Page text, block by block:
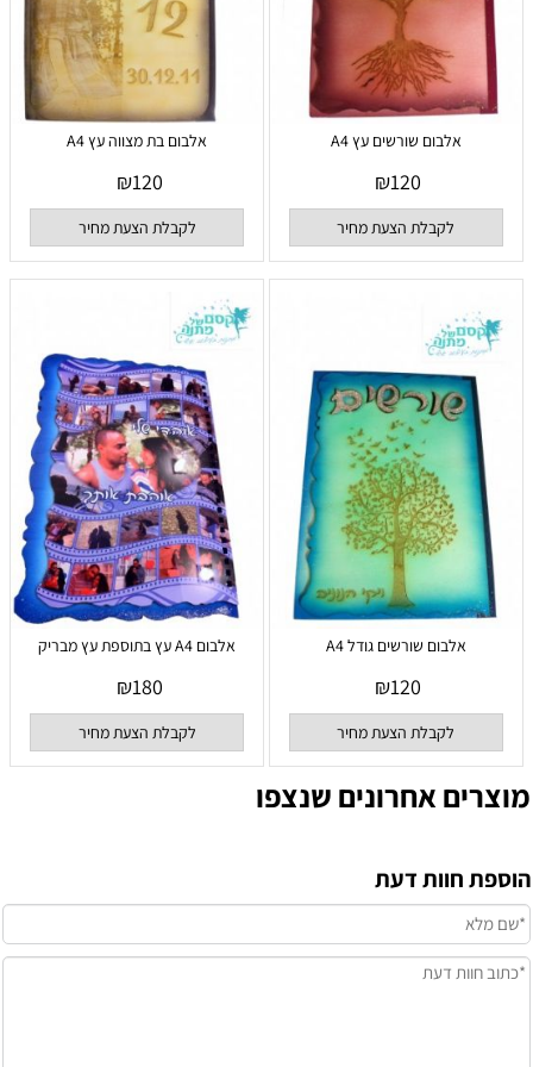
אלבום שורשים עץ A4
₪120
לקבלת הצעת מחיר
אלבום בת מצווה עץ A4
₪120
לקבלת הצעת מחיר
אלבום שורשים גודל A4
₪120
לקבלת הצעת מחיר
אלבום A4 עץ בתוספת עץ מבריק
₪180
לקבלת הצעת מחיר
מוצרים אחרונים שנצפו
הוספת חוות דעת